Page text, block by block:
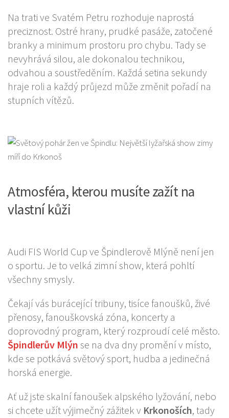
Na trati ve Svatém Petru rozhoduje naprostá
preciznost. Ostré hrany, prudké pasáže, zatočené
branky a minimum prostoru pro chybu. Tady se
nevyhrává silou, ale dokonalou technikou,
odvahou a soustředěním. Každá setina sekundy
hraje roli a každý průjezd může změnit pořadí na
stupních vítězů.
Atmosféra, kterou musíte zažít na
vlastní kůži
Audi FIS World Cup ve Špindlerově Mlýně není jen
o sportu. Je to velká zimní show, která pohltí
všechny smysly.
Čekají vás burácející tribuny, tisíce fanoušků, živé
přenosy, fanouškovská zóna, koncerty a
doprovodný program, který rozproudí celé město.
Špindlerův Mlýn se na dva dny promění v místo,
kde se potkává světový sport, hudba a jedinečná
horská energie.
Ať už jste skalní fanoušek alpského lyžování, nebo
si chcete užít výjimečný zážitek v Krkonoších, tady